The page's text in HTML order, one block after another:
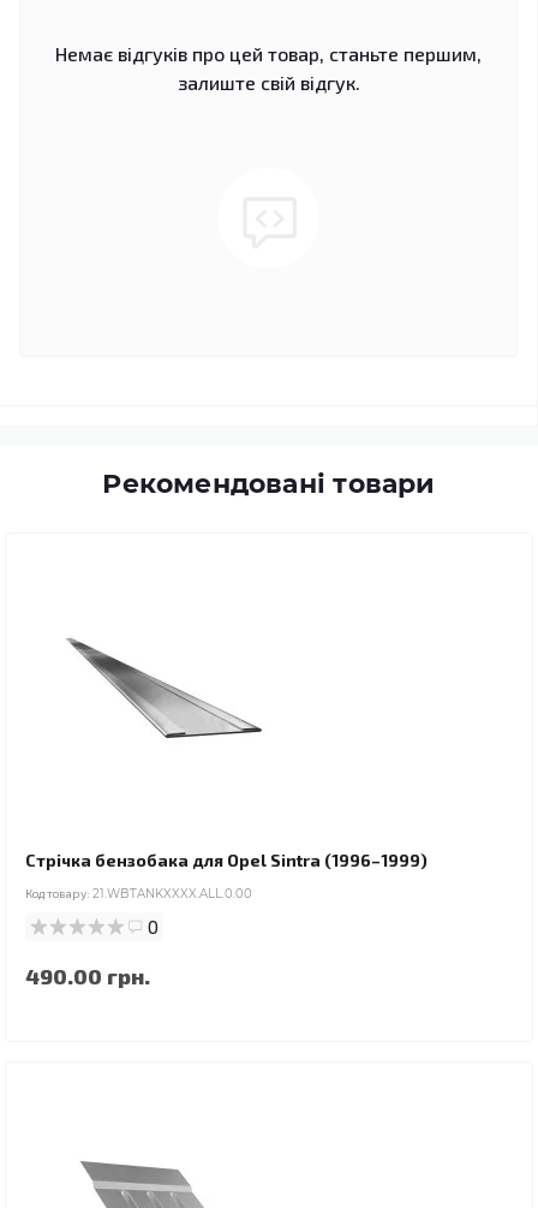
Немає відгуків про цей товар, станьте першим,
залиште свій відгук.
Рекомендовані товари
Стрічка бензобака для Opel Sintra (1996–1999)
Код товару: 21.WBTANKXXXX.ALL.0.00
0
490.00 грн.